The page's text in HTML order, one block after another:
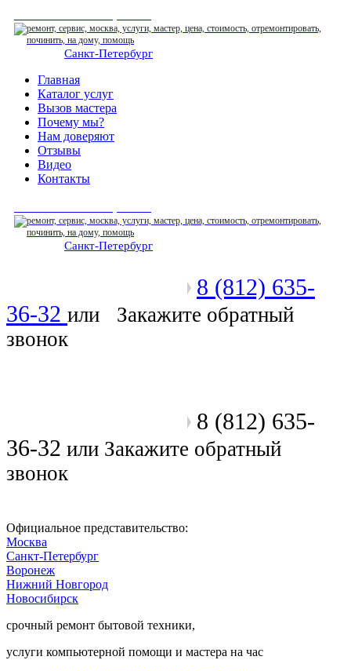
Санкт-Петербург
Главная
Каталог услуг
Вызов мастера
Почему мы?
Нам доверяют
Отзывы
Видео
Контакты
Санкт-Петербург
8 (812) 635-
36-32 или
Закажите обратный
звонок
8 (812) 635-
36-32 или Закажите обратный
звонок
Официальное представительство:
Москва
Санкт-Петербург
Воронеж
Нижний Новгород
Новосибирск
срочный ремонт бытовой техники,
услуги компьютерной помощи и мастера на час